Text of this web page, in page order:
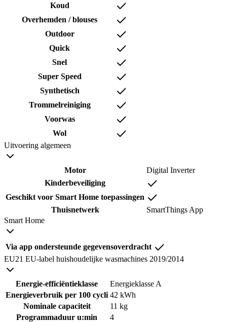
Koud
Overhemden / blouses
Outdoor
Quick
Snel
Super Speed
Synthetisch
Trommelreiniging
Voorwas
Wol
Uitvoering algemeen
Motor
Digital Inverter
Kinderbeveiliging
Geschikt voor Smart Home toepassingen
Thuisnetwerk
SmartThings App
Smart Home
Via app ondersteunde gegevensoverdracht
EU21 EU-label huishoudelijke wasmachines 2019/2014
Energie-efficiëntieklasse
Energieklasse A
Energieverbruik per 100 cycli 42 kWh
Nominale capaciteit
11 kg
Programmaduur u:min
4